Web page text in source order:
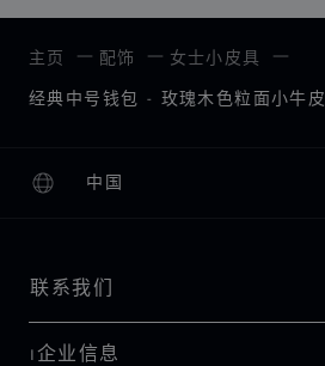
主页 配饰 女士小皮具
经典中号钱包 - 玫瑰木色粒面小牛皮
中国
本地化（更改国家/地区）
更改国家/地区
联系我们
I企业信息